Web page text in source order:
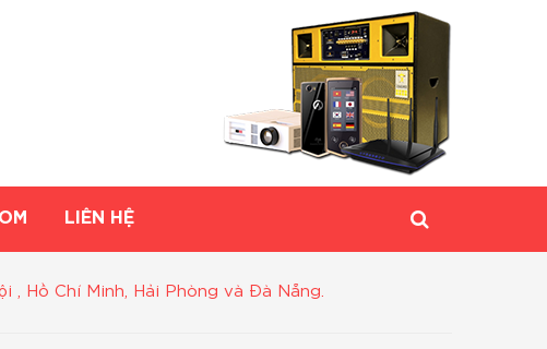
LIÊN HỆ
, Hồ Chí Minh, Hải Phòng và Đà Nẵng.